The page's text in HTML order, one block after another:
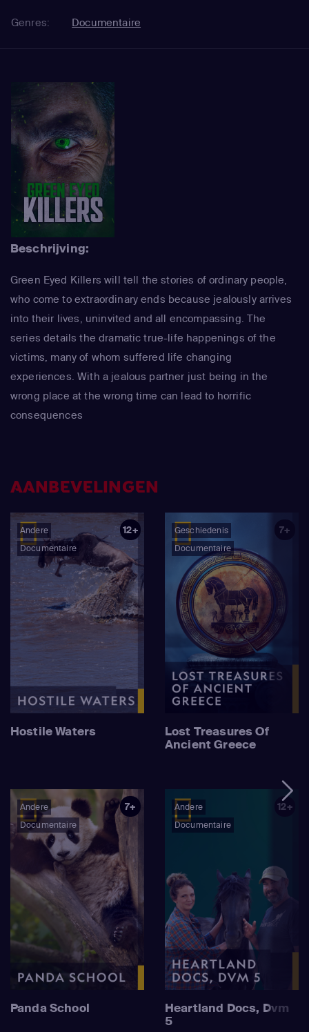
Genres: Documentaire
Beschrijving:
Green Eyed Killers will tell the stories of ordinary people,
who come to extraordinary ends because jealously arrives
into their lives, uninvited and all encompassing. The
series details the dramatic true-life happenings of the
victims, many of whom suffered life changing
experiences. With a jealous partner just being in the
wrong place at the wrong time can lead to horrific
consequences
AANBEVELINGEN
Andere
Documentaire
12+
Hostile Waters
Geschiedenis
Documentaire
7+
Lost Treasures Of
Ancient Greece
Andere
Documentaire
7+
Panda School
Andere
Documentaire
12+
Heartland Docs, Dvm
5